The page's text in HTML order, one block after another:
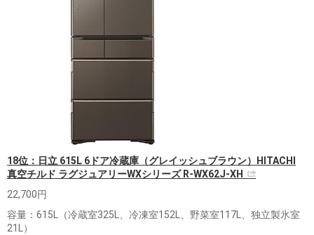
18位：日立 615L 6ドア冷蔵庫（グレイッシュブラウン）HITACHI
真空チルド ラグジュアリーWXシリーズ R-WX62J-XH
22,700円
容量：615L（冷蔵室325L、冷凍室152L、野菜室117L、独立製氷室
21L）